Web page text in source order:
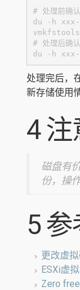
# 处理前确
du -h
# 处理后确
du -h
处理完后，
新存储使用
4 注
磁盘有
份，操
5
更改虚
ESXi虚
Zero